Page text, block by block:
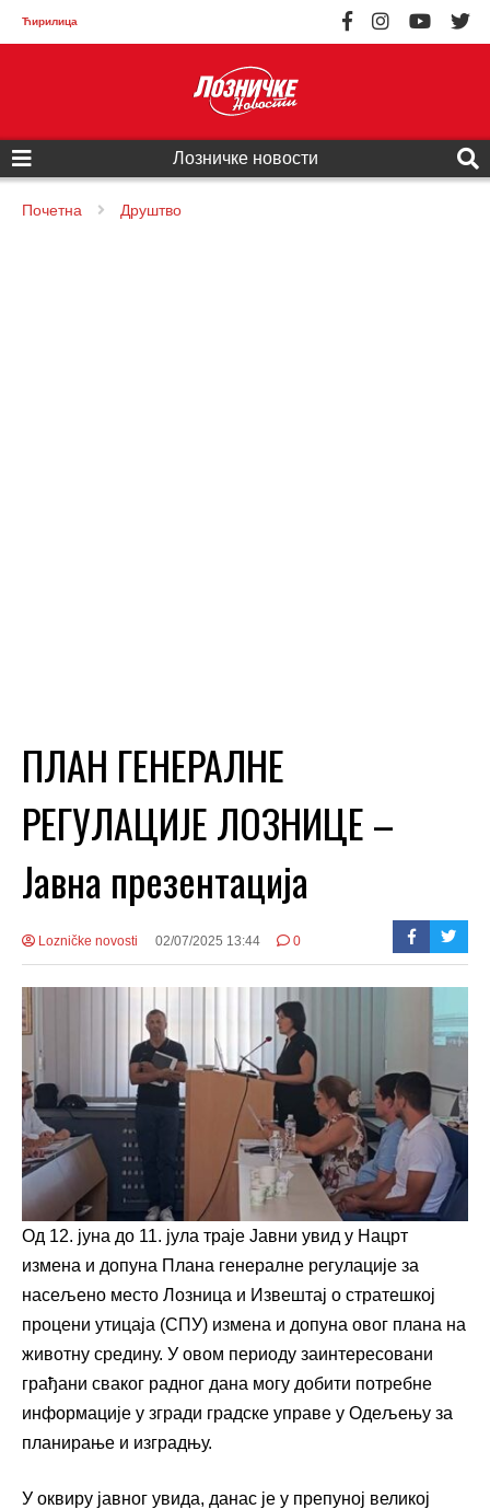
Ћирилица
Лозничке новости
Почетна Друштво
ПЛАН ГЕНЕРАЛНЕ
РЕГУЛАЦИЈЕ ЛОЗНИЦЕ –
Јавна презентација
Lozničke novosti 02/07/2025 13:44 0
Од 12. јуна до 11. јула траје Јавни увид у Нацрт
измена и допуна Плана генералне регулације за
насељено место Лозница и Извештај о стратешкој
процени утицаја (СПУ) измена и допуна овог плана на
животну средину. У овом периоду заинтересовани
грађани сваког радног дана могу добити потребне
информације у згради градске управе у Одељењу за
планирање и изградњу.
У оквиру јавног увида, данас је у препуној великој